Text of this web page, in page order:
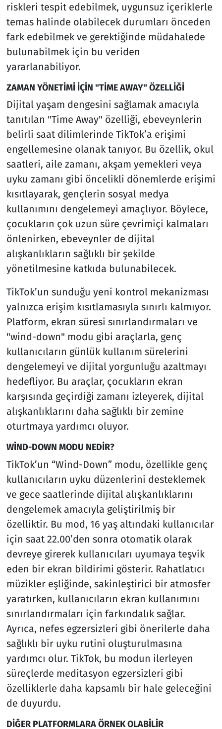
riskleri tespit edebilmek, uygunsuz içeriklerle
temas halinde olabilecek durumları önceden
fark edebilmek ve gerektiğinde müdahalede
bulunabilmek için bu veriden
yararlanabiliyor.
ZAMAN YÖNETİMİ İÇİN "TİME AWAY" ÖZELLİĞİ
Dijital yaşam dengesini sağlamak amacıyla
tanıtılan "Time Away" özelliği, ebeveynlerin
belirli saat dilimlerinde TikTok’a erişimi
engellemesine olanak tanıyor. Bu özellik, okul
saatleri, aile zamanı, akşam yemekleri veya
uyku zamanı gibi öncelikli dönemlerde erişimi
kısıtlayarak, gençlerin sosyal medya
kullanımını dengelemeyi amaçlıyor. Böylece,
çocukların çok uzun süre çevrimiçi kalmaları
önlenirken, ebeveynler de dijital
alışkanlıkların sağlıklı bir şekilde
yönetilmesine katkıda bulunabilecek.
TikTok’un sunduğu yeni kontrol mekanizması
yalnızca erişim kısıtlamasıyla sınırlı kalmıyor.
Platform, ekran süresi sınırlandırmaları ve
"wind-down" modu gibi araçlarla, genç
kullanıcıların günlük kullanım sürelerini
dengelemeyi ve dijital yorgunluğu azaltmayı
hedefliyor. Bu araçlar, çocukların ekran
karşısında geçirdiği zamanı izleyerek, dijital
alışkanlıklarını daha sağlıklı bir zemine
oturtmaya yardımcı oluyor.
WİND-DOWN MODU NEDİR?
TikTok’un “Wind-Down” modu, özellikle genç
kullanıcıların uyku düzenlerini desteklemek
ve gece saatlerinde dijital alışkanlıklarını
dengelemek amacıyla geliştirilmiş bir
özelliktir. Bu mod, 16 yaş altındaki kullanıcılar
için saat 22.00’den sonra otomatik olarak
devreye girerek kullanıcıları uyumaya teşvik
eden bir ekran bildirimi gösterir. Rahatlatıcı
müzikler eşliğinde, sakinleştirici bir atmosfer
yaratırken, kullanıcıların ekran kullanımını
sınırlandırmaları için farkındalık sağlar.
Ayrıca, nefes egzersizleri gibi önerilerle daha
sağlıklı bir uyku rutini oluşturulmasına
yardımcı olur. TikTok, bu modun ilerleyen
süreçlerde meditasyon egzersizleri gibi
özelliklerle daha kapsamlı bir hale geleceğini
de duyurdu.
DİĞER PLATFORMLARA ÖRNEK OLABİLİR